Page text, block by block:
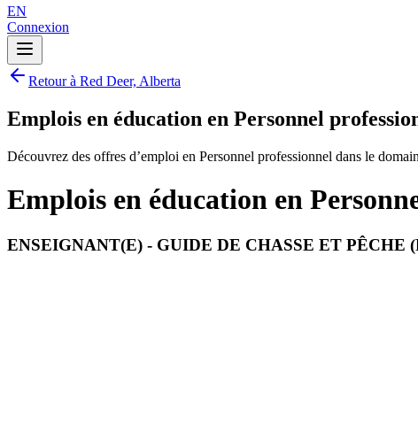
EN
Connexion
Retour à Red Deer, Alberta
Emplois en éducation en Personnel
Découvrez des offres d’emploi en Personnel professionnel dans le
Emplois en éducation en
ENSEIGNANT(E) - GUIDE DE CHASSE ET PÊCHE